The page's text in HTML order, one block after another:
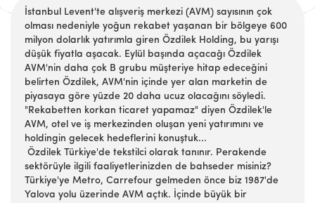
İstanbul Levent'te alışveriş merkezi (AVM) sayısının çok
olması nedeniyle yoğun rekabet yaşanan bir bölgeye 600
milyon dolarlık yatırımla giren Özdilek Holding, bu yarışı
düşük fiyatla aşacak. Eylül başında açacağı Özdilek
AVM'nin daha çok B grubu müşteriye hitap edeceğini
belirten Özdilek, AVM'nin içinde yer alan marketin de
piyasaya göre yüzde 20 daha ucuz olacağını söyledi.
"Rekabetten korkan ticaret yapamaz" diyen Özdilek'le
AVM, otel ve iş merkezinden oluşan yeni yatırımını ve
holdingin gelecek hedeflerini konuştuk...
Özdilek Türkiye'de tekstilci olarak tanınır. Perakende
sektörüyle ilgili faaliyetlerinizden de bahseder misiniz?
Türkiye'ye Metro, Carrefour gelmeden önce biz 1987'de
Yalova yolu üzerinde AVM açtık. İçinde büyük bir